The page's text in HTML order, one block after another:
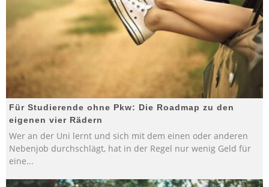
Für Studierende ohne Pkw: Die Roadmap zu den
eigenen vier Rädern
Wer an der Uni lernt und sich mit dem einen oder anderen
Nebenjob durchschlägt, hat in der Regel nur wenig Geld für
eine...